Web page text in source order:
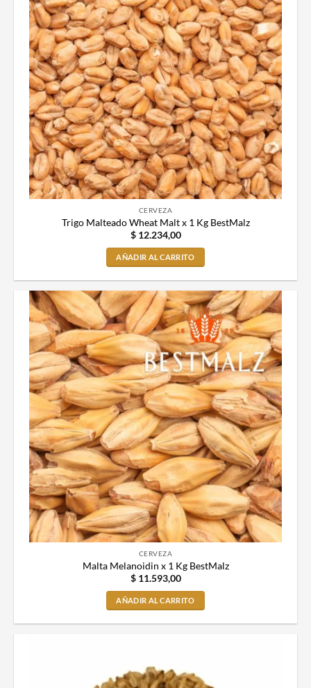
CERVEZA
Trigo Malteado Wheat Malt x 1 Kg BestMalz
$12.234,00
AÑADIR AL CARRITO
CERVEZA
Malta Melanoidin x 1 Kg BestMalz
$11.593,00
AÑADIR AL CARRITO